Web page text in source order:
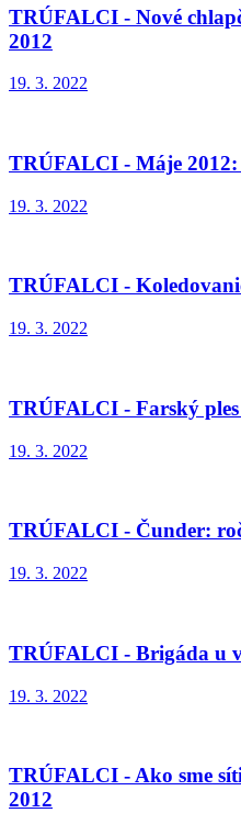
TRÚFALCI - Nové
2012
19. 3. 2022
TRÚFALCI - Máje
19. 3. 2022
TRÚFALCI -
19. 3. 2022
TRÚFALCI - Farský
19. 3. 2022
TRÚFALCI - Čunder:
19. 3. 2022
TRÚFALCI - Brigáda u
19. 3. 2022
TRÚFALCI - Ako sme
2012